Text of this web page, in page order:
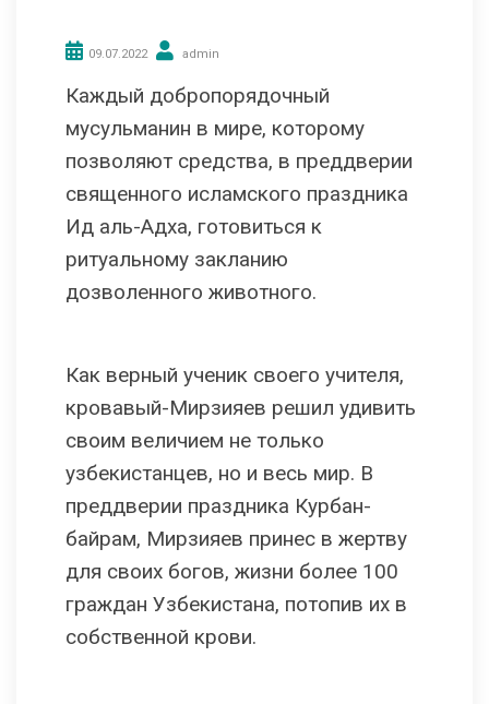
09.07.2022 admin
Каждый добропорядочный
мусульманин в мире, которому
позволяют средства, в преддверии
священного исламского праздника
Ид аль-Адха, готовиться к
ритуальному закланию
дозволенного животного.
Как верный ученик своего учителя,
кровавый-Мирзияев решил удивить
своим величием не только
узбекистанцев, но и весь мир. В
преддверии праздника Курбан-
байрам, Мирзияев принес в жертву
для своих богов, жизни более 100
граждан Узбекистана, потопив их в
собственной крови.